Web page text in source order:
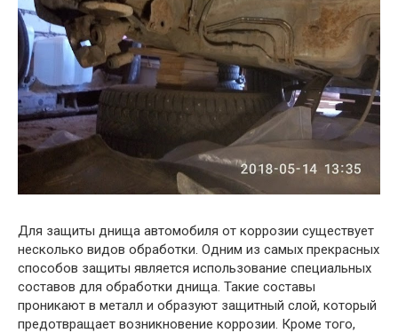
Для защиты днища автомобиля от коррозии существует
несколько видов обработки. Одним из самых прекрасных
способов защиты является использование специальных
составов для обработки днища. Такие составы
проникают в металл и образуют защитный слой, который
предотвращает возникновение коррозии. Кроме того,